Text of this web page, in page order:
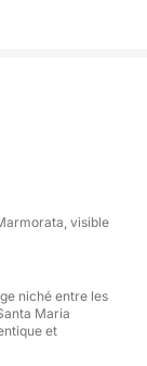
la
et Positano
et leurs
vous
la foule,
sur
pendant
visible
niché entre les
Maria
et